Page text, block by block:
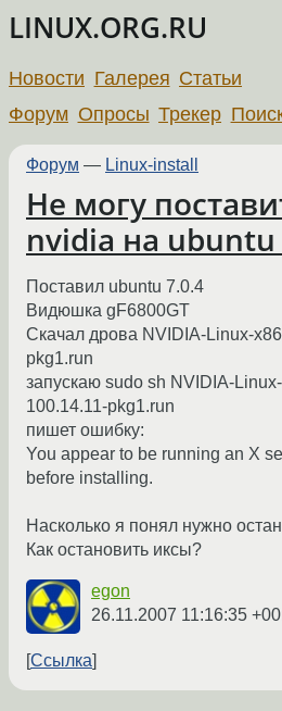
LINUX.ORG.RU
Новости Галерея Статьи
Форум Опросы Трекер
Форум — Linux-install
Не могу
nvidia на ubuntu
Поставил ubuntu 7.0.4
Видюшка gF6800GT
Скачал дрова NVIDIA-Linux-
pkg1.run
запускаю sudo sh NVIDIA-
100.14.11-pkg1.run
пишет ошибку:
You appear to be running an X
before installing.
Насколько я понял нужно
Как остановить иксы?
egon
26.11.2007 11:16:35
Ссылка